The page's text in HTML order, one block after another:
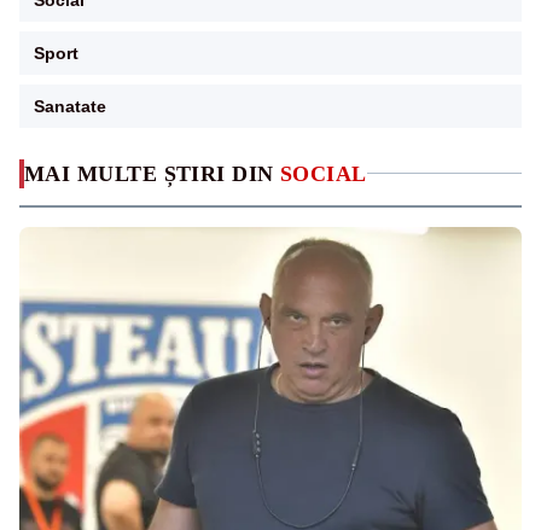
MAI MULTE ȘTIRI DIN SOCIAL
Sport
Sanatate